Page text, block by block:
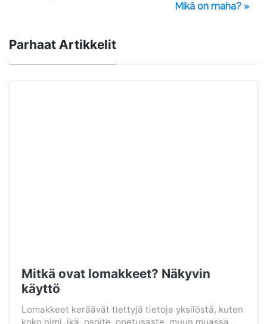
Mikä on maha? »
Parhaat Artikkelit
Mitkä ovat lomakkeet? Näkyvin
käyttö
Lomakkeet keräävät tiettyjä tietoja yksilöstä, kuten